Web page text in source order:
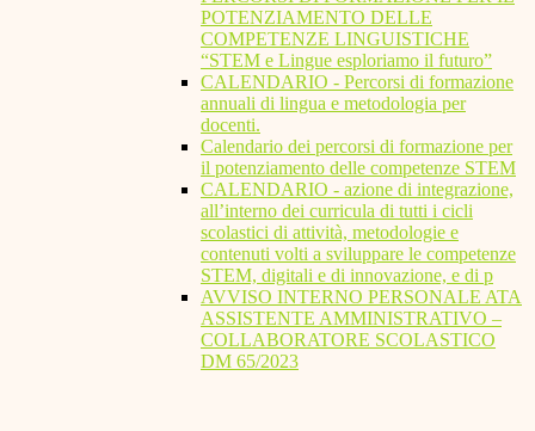
POTENZIAMENTO DELLE
COMPETENZE LINGUISTICHE
“STEM e Lingue esploriamo il futuro”
CALENDARIO - Percorsi di formazione
annuali di lingua e metodologia per
docenti.
Calendario dei percorsi di formazione per
il potenziamento delle competenze STEM
CALENDARIO - azione di integrazione,
all’interno dei curricula di tutti i cicli
scolastici di attività, metodologie e
contenuti volti a sviluppare le competenze
STEM, digitali e di innovazione, e di p
AVVISO INTERNO PERSONALE ATA
ASSISTENTE AMMINISTRATIVO –
COLLABORATORE SCOLASTICO
DM 65/2023